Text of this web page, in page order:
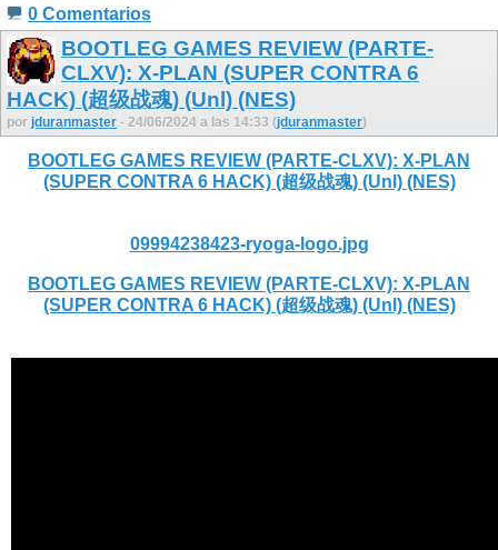
0 Comentarios
BOOTLEG GAMES REVIEW (PARTE-
CLXV): X-PLAN (SUPER CONTRA 6
HACK) (超级战魂) (Unl) (NES)
por jduranmaster - 24/06/2024 a las 14:33 (jduranmaster)
BOOTLEG GAMES REVIEW (PARTE-CLXV): X-PLAN
(SUPER CONTRA 6 HACK) (超级战魂) (Unl) (NES)
09994238423-ryoga-logo.jpg
BOOTLEG GAMES REVIEW (PARTE-CLXV): X-PLAN
(SUPER CONTRA 6 HACK) (超级战魂) (Unl) (NES)